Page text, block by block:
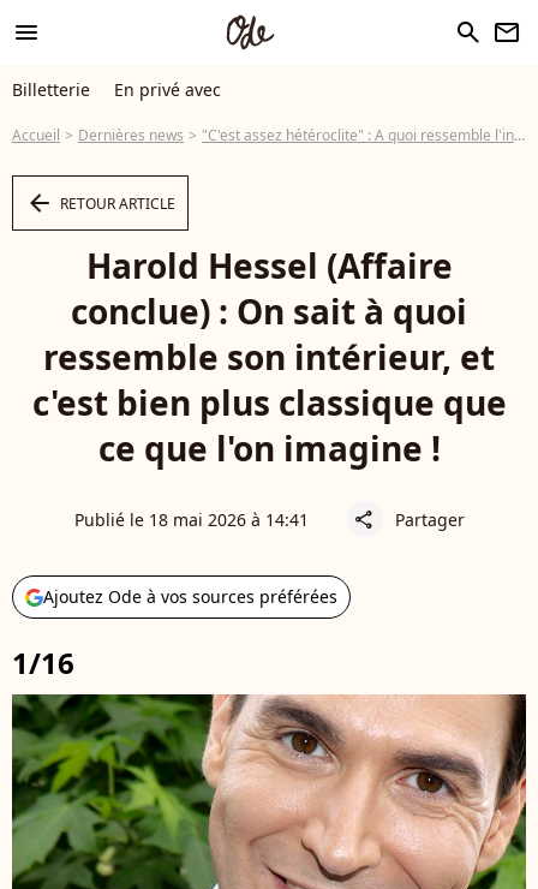
menu search newsletter
Billetterie En privé avec
Accueil Dernières news "C'est assez hétéroclite" : A quoi ressemble l'intérieur de Harold Hessel (Affaire conclue) ?
arrow_left RETOUR ARTICLE
Harold Hessel (Affaire
conclue) : On sait à quoi
ressemble son intérieur, et
c'est bien plus classique que
ce que l'on imagine !
Publié le 18 mai 2026 à 14:41 share Partager
Ajoutez Ode à vos sources préférées
1/16